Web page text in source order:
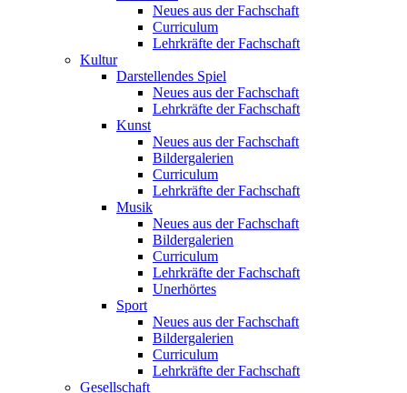
Neues aus der Fachschaft
Curriculum
Lehrkräfte der Fachschaft
Kultur
Darstellendes Spiel
Neues aus der Fachschaft
Lehrkräfte der Fachschaft
Kunst
Neues aus der Fachschaft
Bildergalerien
Curriculum
Lehrkräfte der Fachschaft
Musik
Neues aus der Fachschaft
Bildergalerien
Curriculum
Lehrkräfte der Fachschaft
Unerhörtes
Sport
Neues aus der Fachschaft
Bildergalerien
Curriculum
Lehrkräfte der Fachschaft
Gesellschaft